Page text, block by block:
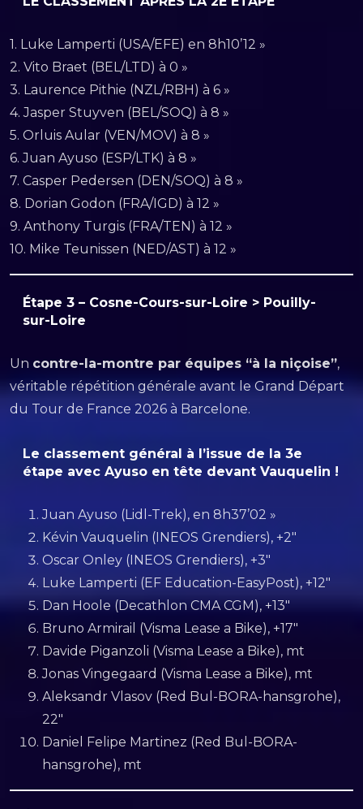
1. Luke Lamperti (USA/EFE) en 8h10’12 »
2. Vito Braet (BEL/LTD) à 0 »
3. Laurence Pithie (NZL/RBH) à 6 »
4. Jasper Stuyven (BEL/SOQ) à 8 »
5. Orluis Aular (VEN/MOV) à 8 »
6. Juan Ayuso (ESP/LTK) à 8 »
7. Casper Pedersen (DEN/SOQ) à 8 »
8. Dorian Godon (FRA/IGD) à 12 »
9. Anthony Turgis (FRA/TEN) à 12 »
10. Mike Teunissen (NED/AST) à 12 »
Étape 3 – Cosne-Cours-sur-Loire > Pouilly-
sur-Loire
Un contre-la-montre par équipes “à la niçoise”,
véritable répétition générale avant le Grand Départ
du Tour de France 2026 à Barcelone.
Le classement général à l’issue de la 3e
étape avec Ayuso en tête devant Vauquelin !
Juan Ayuso (Lidl-Trek), en 8h37’02 »
Kévin Vauquelin (INEOS Grendiers), +2″
Oscar Onley (INEOS Grendiers), +3″
Luke Lamperti (EF Education-EasyPost), +12″
Dan Hoole (Decathlon CMA CGM), +13″
Bruno Armirail (Visma Lease a Bike), +17″
Davide Piganzoli (Visma Lease a Bike), mt
Jonas Vingegaard (Visma Lease a Bike), mt
Aleksandr Vlasov (Red Bul-BORA-hansgrohe),
22″
Daniel Felipe Martinez (Red Bul-BORA-
hansgrohe), mt